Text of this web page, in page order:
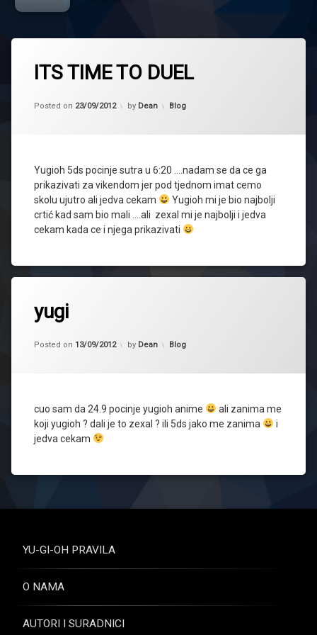
ITS TIME TO DUEL
Posted on 23/09/2012
Updated on 23/09/2012
by Dean Kategorije:
Blog
Yugioh 5ds pocinje sutra u 6:20 ….nadam se da ce ga
prikazivati za vikendom jer pod tjednom imat cemo
skolu ujutro ali jedva cekam
Yugioh mi je bio najbolji
crtić kad sam bio mali ….ali zexal mi je najbolji i jedva
cekam kada ce i njega prikazivati
yugi
Posted on 13/09/2012
Updated on
by Dean Kategorije:
Blog
cuo sam da 24.9 pocinje yugioh anime
ali zanima me
koji yugioh ? dali je to zexal ? ili 5ds jako me zanima
i
jedva cekam
YU-GI-OH PRAVILA
O NAMA
AUTORI I SURADNICI